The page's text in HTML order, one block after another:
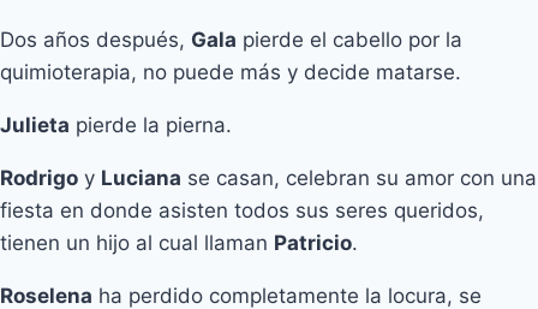
Dos años después, Gala pierde el cabello por la
quimioterapia, no puede más y decide matarse.
Julieta pierde la pierna.
Rodrigo y Luciana se casan, celebran su amor con una
fiesta en donde asisten todos sus seres queridos,
tienen un hijo al cual llaman Patricio.
Roselena ha perdido completamente la locura, se